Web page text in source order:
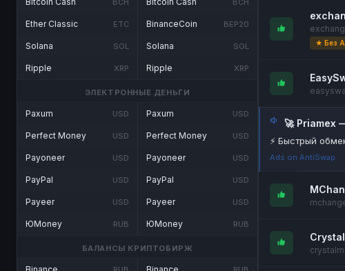
BCH
Ether Classic ETC
Solana SOL
Ripple XRP
BCH
BinanceCoin BEP20
Solana SOL
Ripple XRP
ЭЛЕКТРОННЫЕ ДЕНЬГИ
Paxum USD
Perfect Money USD
Payoneer USD
PayPal USD
Payeer USD
ЮMoney RUB
Paxum USD
Perfect Money USD
Payoneer USD
PayPal USD
Payeer USD
ЮMoney RUB
БАЛАНСЫ КРИПТОБИРЖ
★ Без
🚀 Priamex
⚡ Быстрый
Ads on AntiSwap